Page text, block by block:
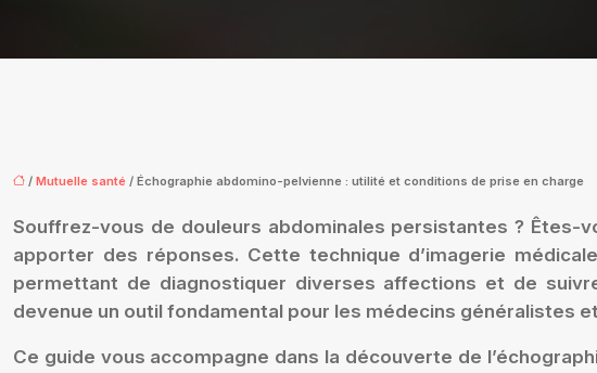
/ Mutuelle santé / Échographie abdomino-pelvienne : utilité et conditions de prise en charge
Souffrez-vous de douleurs abdominales persistantes ? Êtes-
apporter des réponses. Cette technique d’imagerie
permettant de diagnostiquer diverses affections et de
devenue un outil fondamental pour les médecins généralistes
Ce guide vous accompagne dans la découverte de